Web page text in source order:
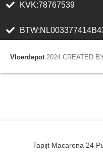
KVK:78767539
Vloerdepot 2024 CREATED
Tapijt Macarena 24